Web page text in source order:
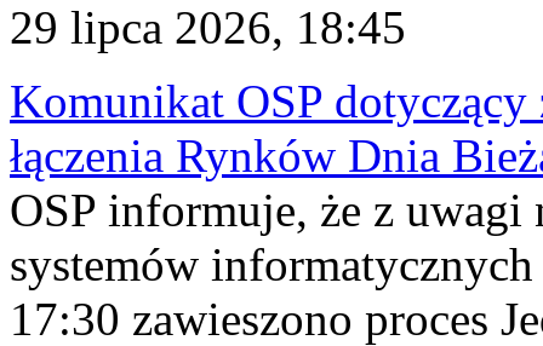
29 lipca 2026, 18:45
Komunikat OSP dotyczący
łączenia Rynków Dnia
OSP informuje, że z uwagi
systemów
17:30 zawieszono proces